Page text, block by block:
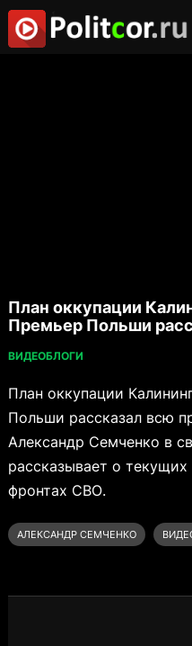
План оккупации
Премьер Польши
ВИДЕОБЛОГИ
План оккупации
Польши рассказал всю
Александр Семченко в
рассказывает о
фронтах СВО.
АЛЕКСАНДР СЕМЧЕНКО